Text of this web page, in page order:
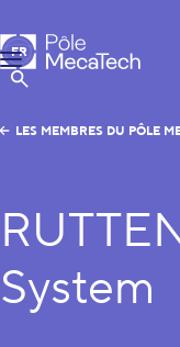
Pôle MecaTech
Menu
Afficher la Recherche
FR
EN
LES MEMBRES DU PÔLE
System